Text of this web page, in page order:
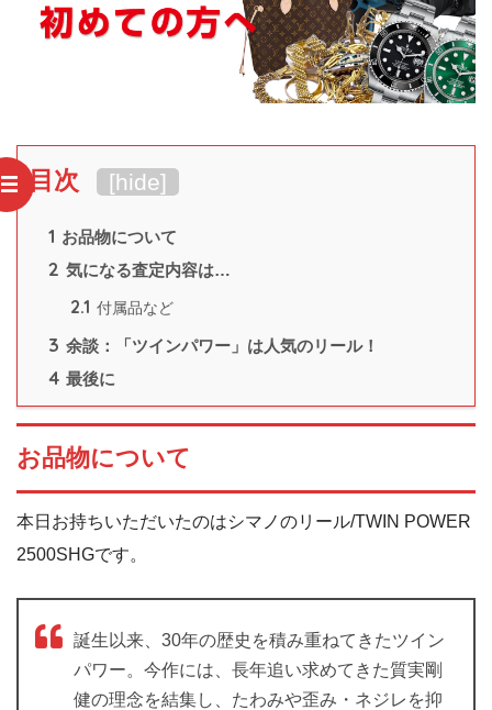
目次 [hide]
1 お品物について
2 気になる査定内容は…
2.1 付属品など
3 余談：「ツインパワー」は人気のリール！
4 最後に
お品物について
本日お持ちいただいたのはシマノのリール/TWIN POWER
2500SHGです。
誕生以来、30年の歴史を積み重ねてきたツイン
パワー。今作には、長年追い求めてきた質実剛
健の理念を結集し、たわみや歪み・ネジレを抑